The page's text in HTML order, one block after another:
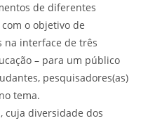
de diferentes
o objetivo de
na interface de três
– para um público
pesquisadores(as)
tema.
cuja diversidade dos